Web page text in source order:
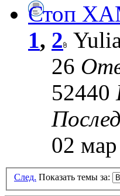
Стоп
1, 2
26
52440
02
След. Показать темы за: